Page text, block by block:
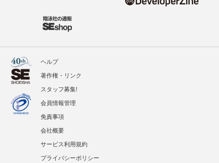
ヘルプ
著作権・リンク
スタッフ募集!
会員情報管理
免責事項
会社概要
サービス利用規約
プライバシーポリシー